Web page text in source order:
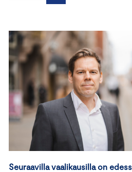
Seuraavilla vaalikausilla on